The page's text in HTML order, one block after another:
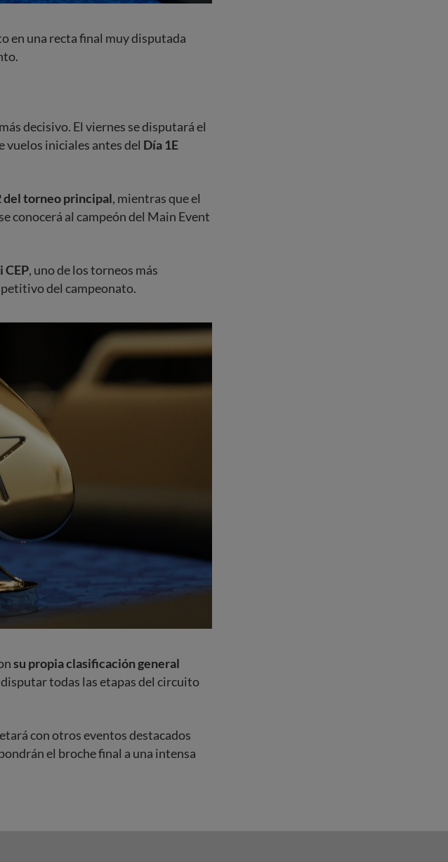
en una recta final muy disputada
decisivo. El viernes se disputará el
vuelos iniciales antes del Día 1E
del torneo principal, mientras que el
conocerá al campeón del Main Event
CEP, uno de los torneos más
del campeonato.
su propia clasificación general
todas las etapas del circuito
con otros eventos destacados
el broche final a una intensa